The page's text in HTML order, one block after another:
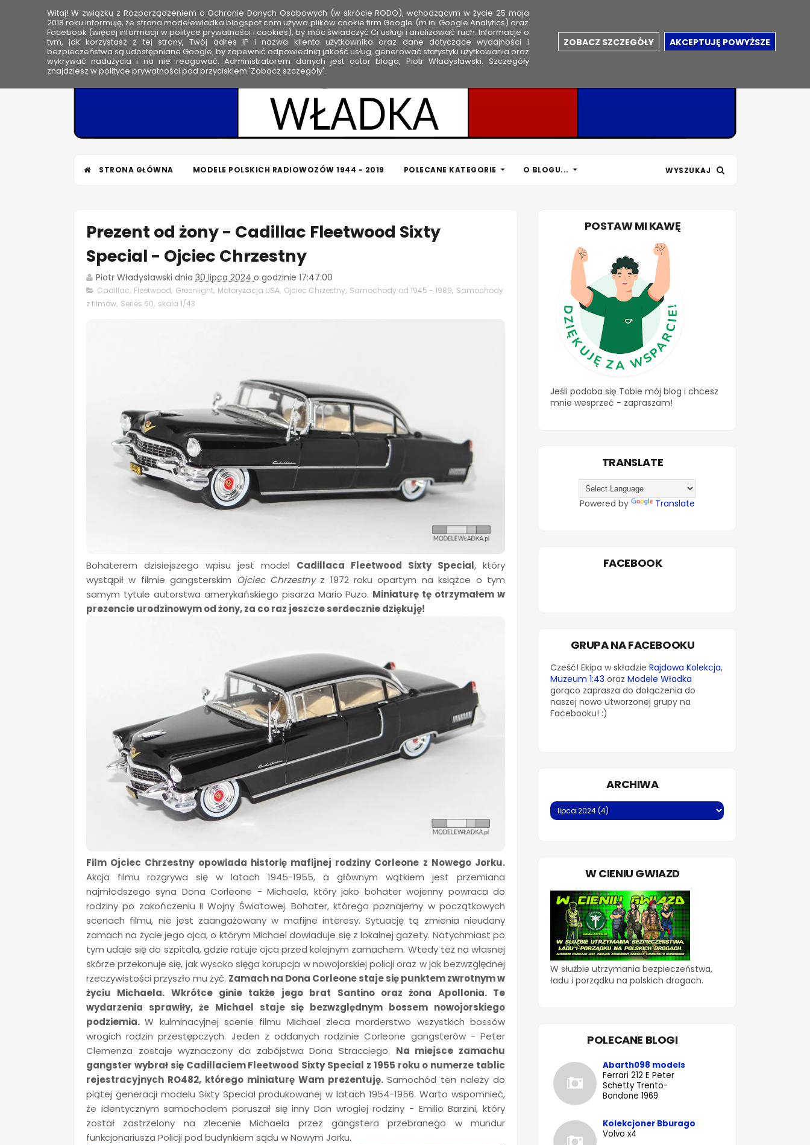
HOME
M
o
d
e
STRONA GŁÓWNA MODELE POLSKICH RADIOWOZÓW 1944 - 2019 POLECANE KATEGORIE O BLOGU... WYSZUKAJ
Prezent od żony - Cadillac Fleetwood Sixty
Special - Ojciec Chrzestny
Piotr Władysławski dnia 30 lipca 2024o godzinie 17:47:00
Cadillac, Fleetwood, Greenlight, Motoryzacja USA, Ojciec Chrzestny, Samochody od 1945 - 1989, Samochody
z filmów, Series 60, skala 1/43
Bohaterem dzisiejszego wpisu jest model Cadillaca Fleetwood Sixty Special, który
wystąpił w filmie gangsterskim Ojciec Chrzestnyz 1972 roku opartym na książce o tym
samym tytule autorstwa amerykańskiego pisarza Mario Puzo. Miniaturę tę otrzymałem w
prezencie urodzinowym od żony, za co raz jeszcze serdecznie dziękuję!
Film Ojciec Chrzestny opowiada historię mafijnej rodziny Corleone z Nowego Jorku.
Akcja filmu rozgrywa się w latach 1945-1955, a głównym wątkiem jest przemiana
najmłodszego syna Dona Corleone - Michaela, który jako bohater wojenny powraca do
rodziny po zakończeniu II Wojny Światowej. Bohater, którego poznajemy w początkowych
scenach filmu, nie jest zaangażowany w mafijne interesy. Sytuację tą zmienia nieudany
zamach na życie jego ojca, o którym Michael dowiaduje się z lokalnej gazety. Natychmiast po
tym udaje się do szpitala, gdzie ratuje ojca przed kolejnym zamachem. Wtedy też na własnej
skórze przekonuje się, jak wysoko sięga korupcja w nowojorskiej policji oraz w jak bezwzględnej
rzeczywistości przyszło mu żyć. Zamach na Dona Corleone staje się punktem zwrotnym w
życiu Michaela. Wkrótce ginie także jego brat Santino oraz żona Apollonia. Te
wydarzenia sprawiły, że Michael staje się bezwzględnym bossem nowojorskiego
podziemia.W kulminacyjnej scenie filmu Michael zleca morderstwo wszystkich bossów
wrogich rodzin przestępczych. Jeden z oddanych rodzinie Corleone gangsterów - Peter
Clemenza zostaje wyznaczony do zabójstwa Dona Stracciego. Na miejsce zamachu
gangster wybrał się Cadillaciem Fleetwood Sixty Special z 1955 roku o numerze tablic
rejestracyjnych RO482, którego miniaturę Wam prezentuję. Samochód ten należy do
piątej generacji modelu Sixty Special produkowanej w latach 1954-1956. Warto wspomnieć,
że identycznym samochodem poruszał się inny Don wrogiej rodziny - Emilio Barzini, który
został zastrzelony na zlecenie Michaela przez gangstera przebranego w mundur
funkcjonariusza Policji pod budynkiem sądu w Nowym Jorku.
POSTAW MI KAWĘ
Jeśli podoba się Tobie mój blog i chcesz
mnie wesprzeć - zapraszam!
TRANSLATE
Powered by Translate
FACEBOOK
GRUPA NA FACEBOOKU
Cześć! Ekipa w składzie Rajdowa Kolekcja,
Muzeum 1:43 oraz Modele Władka
gorąco zaprasza do dołączenia do
naszej nowo utworzonej grupy na
Facebooku! :)
ARCHIWA
W CIENIU GWIAZD
W służbie utrzymania bezpieczeństwa,
ładu i porządku na polskich drogach.
POLECANE BLOGI
Abarth098 models
Ferrari 212 E Peter
Schetty Trento-
Bondone 1969
Kolekcjoner Bburago
Volvo x4
Witaj! W związku z Rozporządzeniem o Ochronie Danych Osobowych (w skrócie RODO), wchodzącym w życie 25 maja
2018 roku informuję, że strona modelewladka.blogspot.com używa plików cookie firm Google (m.in. Google Analytics) oraz
Facebook (więcej informacji w polityce prywatności i cookies), by móc świadczyć Ci usługi i analizować ruch. Informacje o
tym, jak korzystasz z tej strony, Twój adres IP i nazwa klienta użytkownika oraz dane dotyczące wydajności i
bezpieczeństwa są udostępniane Google, by zapewnić odpowiednią jakość usług, generować statystyki użytkowania oraz
wykrywać nadużycia i na nie reagować. Administratorem danych jest autor bloga, Piotr Władysławski. Szczegóły
znajdziesz w polityce prywatności pod przyciskiem 'Zobacz szczegóły'.
ZOBACZ SZCZEGÓŁY AKCEPTUJĘ POWYŻSZE